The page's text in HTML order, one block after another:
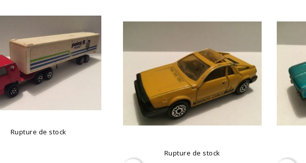
Rupture de stock
Rupture de stock